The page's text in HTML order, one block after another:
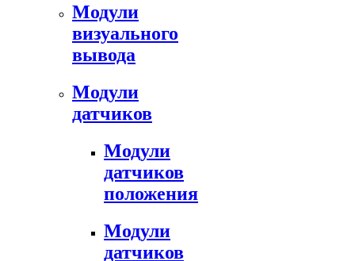
Модули
визуального
вывода
Модули
датчиков
Модули
датчиков
положения
Модули
датчиков